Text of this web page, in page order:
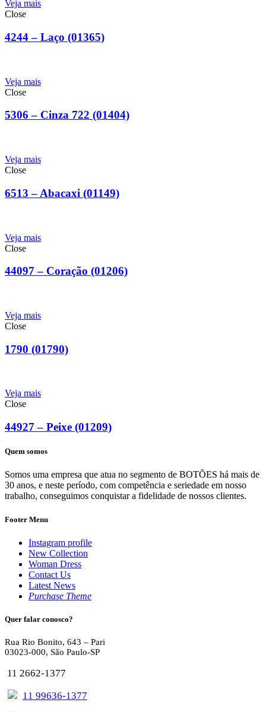
Veja mais
Close
4244 – Laço (01365)
Veja mais
Close
5306 – Cinza 722 (01404)
Veja mais
Close
6513 – Abacaxi (01149)
Veja mais
Close
44097 – Coração (01206)
Veja mais
Close
1790 (01790)
Veja mais
Close
44927 – Peixe (01209)
Quem somos
Somos uma empresa que atua no segmento de BOTÕES há mais de
30 anos, e neste período, com competência e seriedade em nosso
trabalho, conseguimos conquistar a fidelidade de nossos clientes.
Footer Menu
Instagram profile
New Collection
Woman Dress
Contact Us
Latest News
Purchase Theme
Quer falar conosco?
Rua Rio Bonito, 643 – Pari
03023-000, São Paulo-SP
11 2662-1377
11 99636-1377